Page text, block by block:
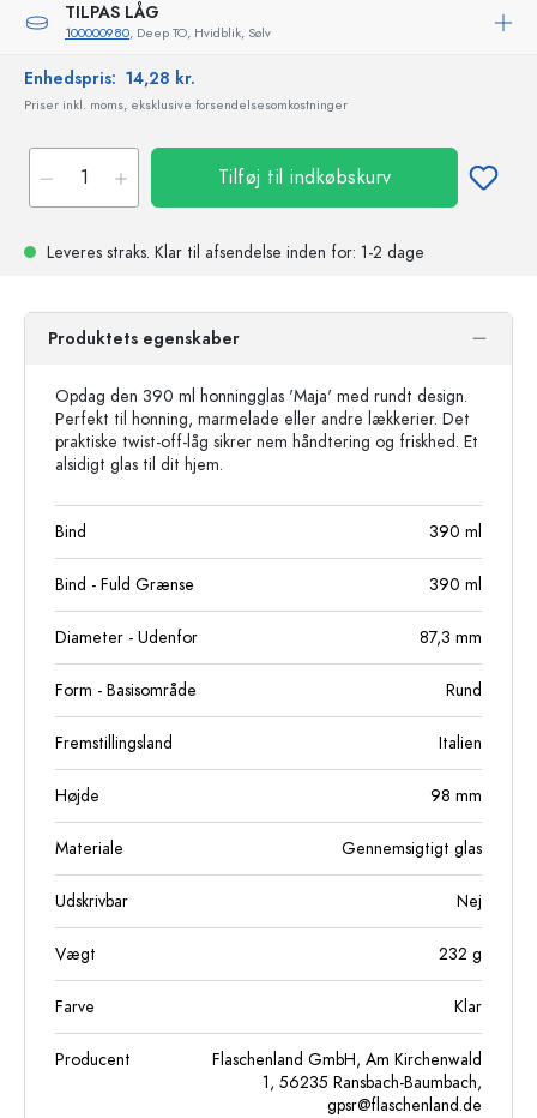
TILPAS LÅG
100000980, Deep TO, Hvidblik, Sølv
Enhedspris: 14,28 kr.
Priser inkl. moms, eksklusive forsendelsesomkostninger
Tilføj til indkøbskurv
Leveres straks. Klar til afsendelse inden for: 1-2 dage
Produktets egenskaber
Opdag den 390 ml honningglas 'Maja' med rundt design.
Perfekt til honning, marmelade eller andre lækkerier. Det
praktiske twist-off-låg sikrer nem håndtering og friskhed. Et
alsidigt glas til dit hjem.
Bind 390 ml
Bind - Fuld Grænse 390 ml
Diameter - Udenfor 87,3 mm
Form - Basisområde Rund
Fremstillingsland Italien
Højde 98 mm
Materiale Gennemsigtigt glas
Udskrivbar Nej
Vægt 232 g
Farve Klar
Producent
Flaschenland GmbH, Am Kirchenwald
1, 56235 Ransbach-Baumbach,
gpsr@flaschenland.de